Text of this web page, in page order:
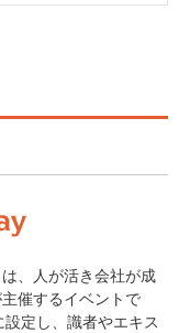
、人が活き会社が成
催するイベントで
定し、識者やエキス